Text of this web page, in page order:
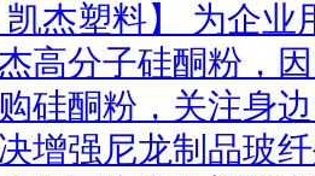
凯杰塑料】 为企
高分子硅酮粉，
硅酮粉，关注身
增强尼龙制品玻